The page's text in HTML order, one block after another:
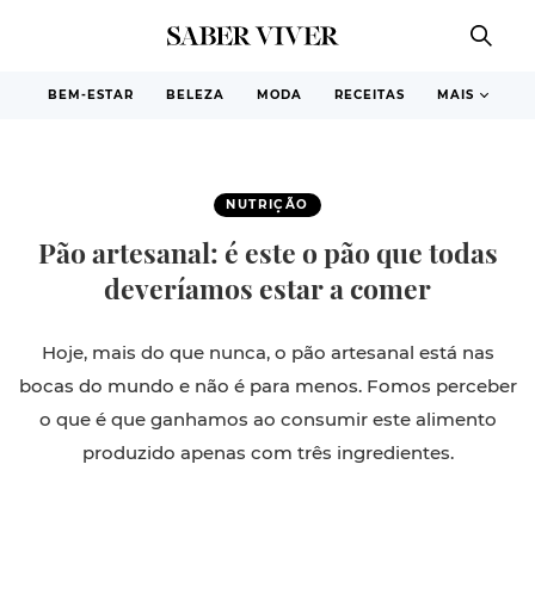
BEM-ESTAR BELEZA MODA RECEITAS MAIS
NUTRIÇÃO
Pão artesanal: é este o pão que todas
deveríamos estar a comer
Hoje, mais do que nunca, o pão artesanal está nas
bocas do mundo e não é para menos. Fomos perceber
o que é que ganhamos ao consumir este alimento
produzido apenas com três ingredientes.